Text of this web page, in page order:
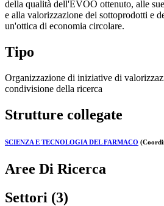
della qualità dell'EVOO ottenuto, alle
e alla valorizzazione dei sottoprodotti e
un'ottica di economia circolare.
Tipo
Organizzazione di iniziative di
condivisione della ricerca
Strutture collegate
SCIENZA E TECNOLOGIA DEL FARMACO
Aree Di Ricerca
Settori (3)